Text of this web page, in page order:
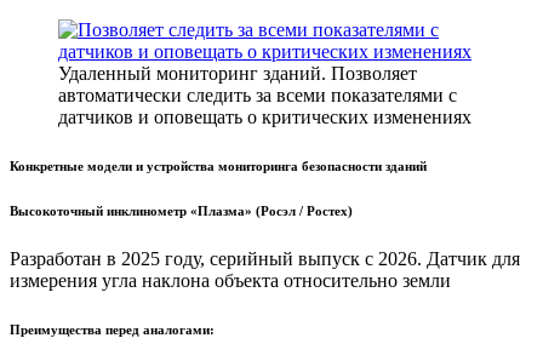
Удаленный мониторинг зданий. Позволяет
автоматически следить за всеми показателями с
датчиков и оповещать о критических изменениях
Конкретные модели и устройства мониторинга безопасности зданий
Высокоточный инклинометр «Плазма» (Росэл / Ростех)
Разработан в 2025 году, серийный выпуск с 2026. Датчик для
измерения угла наклона объекта относительно земли
Преимущества перед аналогами: